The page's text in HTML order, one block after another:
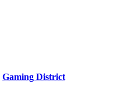
Gaming District